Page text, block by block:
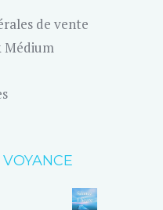
de vente
Médium